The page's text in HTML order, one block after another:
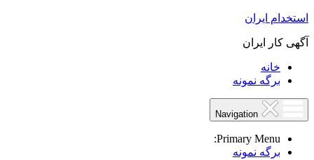
استخدام ایران
آگهی کار ایران
خانه
برگه نمونه
Primary Menu:
برگه نمونه